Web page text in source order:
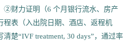
②财力证明（6 个月银行流水、房产
表（入出院日期、酒店、返程机
楚“IVF treatment, 30 days”，通过率